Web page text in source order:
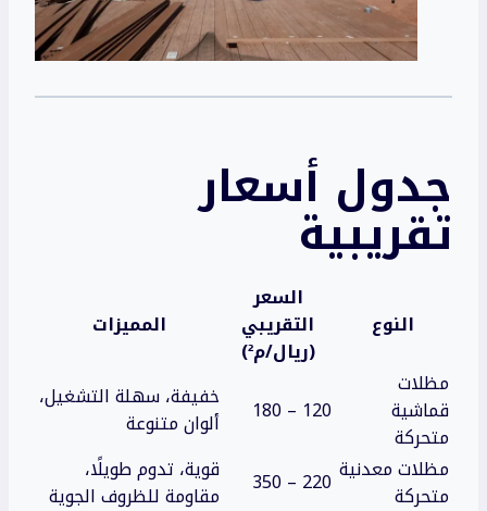
جدول أسعار
تقريبية
النوع
السعر
التقريبي
(ريال/م²)
المميزات
مظلات
قماشية
متحركة
120 – 180
خفيفة، سهلة التشغيل،
ألوان متنوعة
مظلات معدنية
متحركة
220 – 350
قوية، تدوم طويلًا،
مقاومة للظروف الجوية